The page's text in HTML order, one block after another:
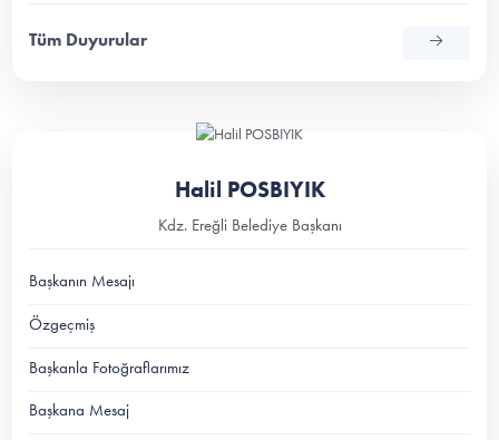
Tüm Duyurular
Halil POSBIYIK
Kdz. Ereğli Belediye Başkanı
Başkanın Mesajı
Özgeçmiş
Başkanla Fotoğraflarımız
Başkana Mesaj